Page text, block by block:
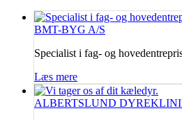
BMT-BYG A/S
Specialist i fag- og
Læs mere
ALBERTSLUND